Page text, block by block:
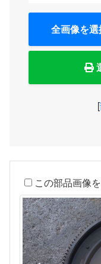
全画像を選
[
この部品画像